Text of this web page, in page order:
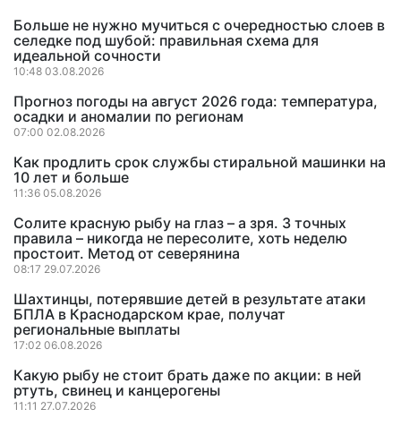
Больше не нужно мучиться с очередностью слоев в
селедке под шубой: правильная схема для
идеальной сочности
10:48 03.08.2026
Прогноз погоды на август 2026 года: температура,
осадки и аномалии по регионам
07:00 02.08.2026
Как продлить срок службы стиральной машинки на
10 лет и больше
11:36 05.08.2026
Солите красную рыбу на глаз – а зря. 3 точных
правила – никогда не пересолите, хоть неделю
простоит. Метод от северянина
08:17 29.07.2026
Шахтинцы, потерявшие детей в результате атаки
БПЛА в Краснодарском крае, получат
региональные выплаты
17:02 06.08.2026
Какую рыбу не стоит брать даже по акции: в ней
ртуть, свинец и канцерогены
11:11 27.07.2026